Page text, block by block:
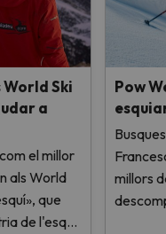
Ski
a
el millor
als World
que
de l'esquí.
Pow
millors